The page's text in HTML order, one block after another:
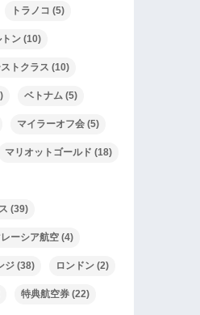
トラノコ (5)
トン (10)
トクラス (10)
ベトナム (5)
マイラーオフ会 (5)
マリオットゴールド (18)
(39)
ーシア航空 (4)
ジ (38) ロンドン (2)
特典航空券 (22)